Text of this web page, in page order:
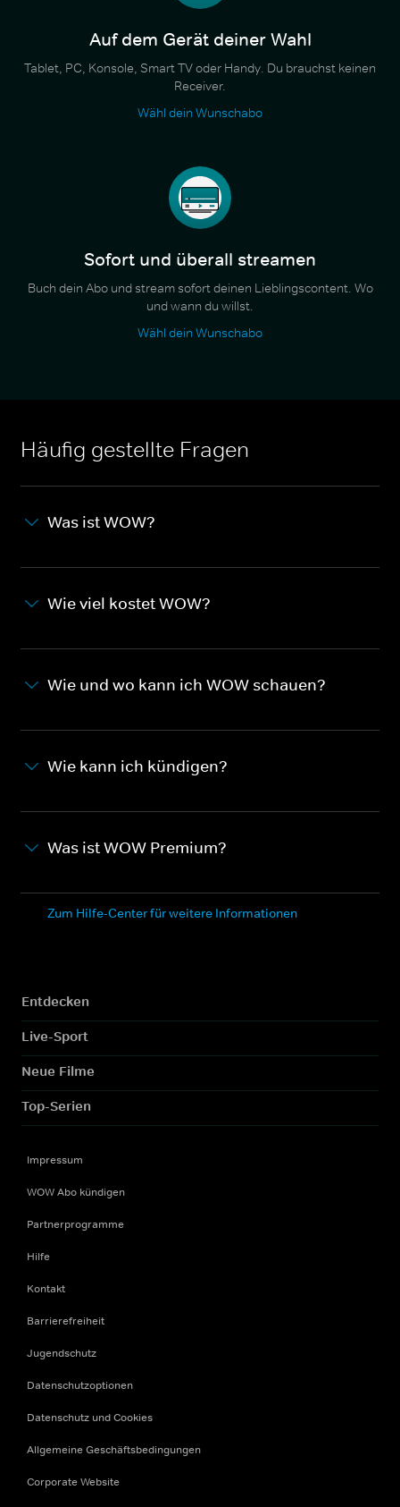
Auf dem Gerät deiner Wahl
Tablet, PC, Konsole, Smart TV oder Handy. Du brauchst keinen
Receiver.
Wähl dein Wunschabo
Sofort und überall streamen
Buch dein Abo und stream sofort deinen Lieblingscontent. Wo
und wann du willst.
Wähl dein Wunschabo
Häufig gestellte Fragen
Was ist WOW?
Wie viel kostet WOW?
Wie und wo kann ich WOW schauen?
Wie kann ich kündigen?
Was ist WOW Premium?
Zum Hilfe-Center für weitere Informationen
Entdecken
Live-Sport
Neue Filme
Top-Serien
Impressum
WOW Abo kündigen
Partnerprogramme
Hilfe
Kontakt
Barrierefreiheit
Jugendschutz
Datenschutzoptionen
Datenschutz und Cookies
Allgemeine Geschäftsbedingungen
Corporate Website